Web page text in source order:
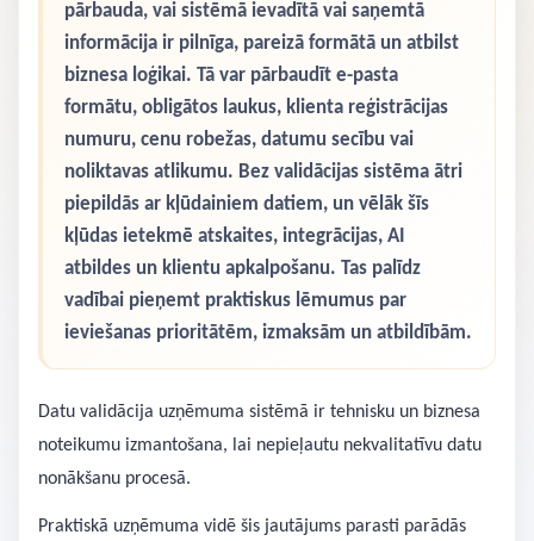
pārbauda, vai sistēmā ievadītā vai saņemtā
informācija ir pilnīga, pareizā formātā un atbilst
biznesa loģikai. Tā var pārbaudīt e-pasta
formātu, obligātos laukus, klienta reģistrācijas
numuru, cenu robežas, datumu secību vai
noliktavas atlikumu. Bez validācijas sistēma ātri
piepildās ar kļūdainiem datiem, un vēlāk šīs
kļūdas ietekmē atskaites, integrācijas, AI
atbildes un klientu apkalpošanu. Tas palīdz
vadībai pieņemt praktiskus lēmumus par
ieviešanas prioritātēm, izmaksām un atbildībām.
Datu validācija uzņēmuma sistēmā ir tehnisku un biznesa
noteikumu izmantošana, lai nepieļautu nekvalitatīvu datu
nonākšanu procesā.
Praktiskā uzņēmuma vidē šis jautājums parasti parādās